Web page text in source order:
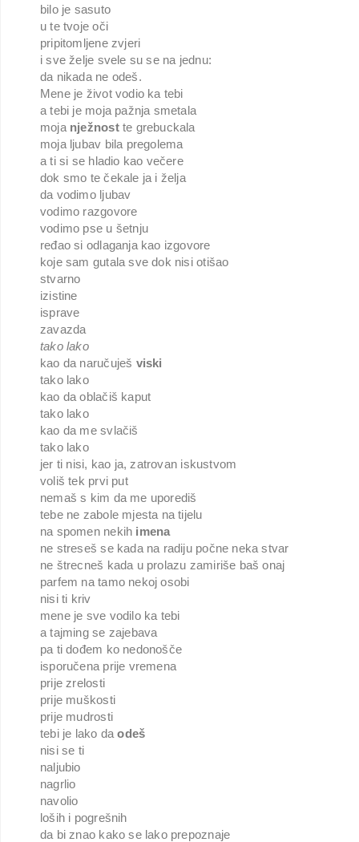
bilo je sasuto
u te tvoje oči
pripitomljene zvjeri
i sve želje svele su se na jednu:
da nikada ne odeš.
Mene je život vodio ka tebi
a tebi je moja pažnja smetala
moja nježnost te grebuckala
moja ljubav bila pregolema
a ti si se hladio kao večere
dok smo te čekale ja i želja
da vodimo ljubav
vodimo razgovore
vodimo pse u šetnju
ređao si odlaganja kao izgovore
koje sam gutala sve dok nisi otišao
stvarno
izistine
isprave
zavazda
tako lako
kao da naručuješ viski
tako lako
kao da oblačiš kaput
tako lako
kao da me svlačiš
tako lako
jer ti nisi, kao ja, zatrovan iskustvom
voliš tek prvi put
nemaš s kim da me uporediš
tebe ne zabole mjesta na tijelu
na spomen nekih imena
ne streseš se kada na radiju počne neka stvar
ne štrecneš kada u prolazu zamiriše baš onaj
parfem na tamo nekoj osobi
nisi ti kriv
mene je sve vodilo ka tebi
a tajming se zajebava
pa ti dođem ko nedonošče
isporučena prije vremena
prije zrelosti
prije muškosti
prije mudrosti
tebi je lako da odeš
nisi se ti
naljubio
nagrlio
navolio
loših i pogrešnih
da bi znao kako se lako prepoznaje